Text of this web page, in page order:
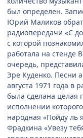
был определен.
Юрий Маликов
радиопередачи «С
с которой
работала на стенде
очередь,
Эре Куденко. Песни
августа 1971 года в
была сделана целая
исполнении
народная «Пойду ль
Фрадкина «Увезу